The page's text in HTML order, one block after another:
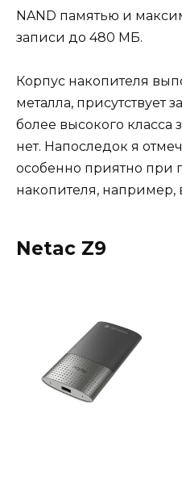
NAND памятью и
записи до 480 МБ.
Корпус накопителя
металла, присутствует
более высокого
нет. Напоследок я
особенно приятно при
накопителя, например,
Netac Z9